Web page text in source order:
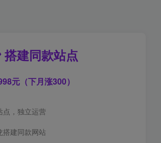
搭建同款站点
元（下月涨300）
点，独立运营
搭建同款网站